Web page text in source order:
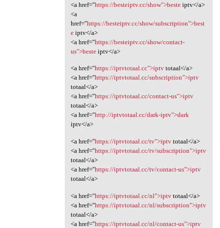
<a href="https://besteiptv.cc/show">besteiptv</a>
<a
href="https://besteiptv.cc/show/subscription">best
eiptv</a>
<a href="https://besteiptv.cc/show/contact-
us">besteiptv</a>
<a href="https://iptvtotaal.cc">iptvtotaal</a>
<a href="https://iptvtotaal.cc/subscription">iptv
totaal</a>
<a href="https://iptvtotaal.cc/contact-us">iptv
totaal</a>
<a href="http://iptvtotaal.cc/dark-iptv">dark
iptv</a>
<a href="https://iptvtotaal.cc/tv">iptvtotaal</a>
<a href="https://iptvtotaal.cc/tv/subscription">iptv
totaal</a>
<a href="https://iptvtotaal.cc/tv/contact-us">iptv
totaal</a>
<a href="https://iptvtotaal.cc/nl">iptvtotaal</a>
<a href="https://iptvtotaal.cc/nl/subscription">iptv
totaal</a>
<a href="https://iptvtotaal.cc/nl/contact-us">iptv